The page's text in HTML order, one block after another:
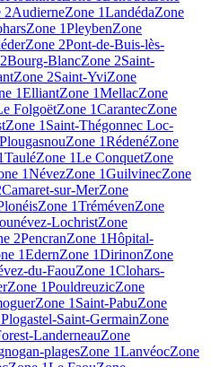
2AudierneZone 1LandédaZone
Zone 1PleybenZone
Zone 2Pont-de-Buis-lès-
Bourg-BlancZone 2Saint-
Zone 2Saint-YviZone
1ElliantZone 1MellacZone
FolgoëtZone 1CarantecZone
Zone 1Saint-Thégonnec Loc-
PlougasnouZone 1RédenéZone
TauléZone 1Le ConquetZone
1NévezZone 1GuilvinecZone
Camaret-sur-MerZone
Zone 1TrémévenZone
LochristZone
2PencranZone 1Hôpital-
1EdernZone 1DirinonZone
du-FaouZone 1Clohars-
Zone 1PouldreuzicZone
Zone 1Saint-PabuZone
Plogastel-Saint-GermainZone
LanderneauZone
plagesZone 1LanvéocZone